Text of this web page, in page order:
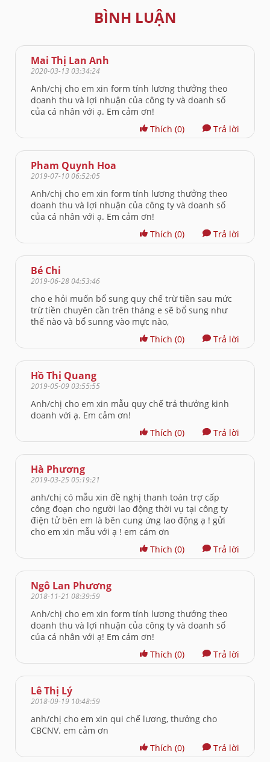
BÌNH LUẬN
Mai Thị Lan Anh
2020-03-13 03:34:24
Anh/chị cho em xin form tính lương thưởng theo
doanh thu và lợi nhuận của công ty và doanh số
của cá nhân với ạ. Em cảm ơn!
Thích (0) Trả lời
Pham Quynh Hoa
2019-07-10 06:52:05
Anh/chị cho em xin form tính lương thưởng theo
doanh thu và lợi nhuận của công ty và doanh số
của cá nhân với ạ. Em cảm ơn!
Thích (0) Trả lời
Bé Chi
2019-06-28 04:53:46
cho e hỏi muốn bổ sung quy chế trừ tiền sau mức
trừ tiền chuyên cần trên tháng e sẽ bổ sung như
thế nào và bổ sunng vào mực nào,
Thích (0) Trả lời
Hồ Thị Quang
2019-05-09 03:55:55
Anh/chị cho em xin mẫu quy chế trả thưởng kinh
doanh với ạ. Em cảm ơn!
Thích (0) Trả lời
Hà Phương
2019-03-25 05:19:21
anh/chị có mẫu xin đề nghị thanh toán trợ cấp
công đoạn cho người lao động thời vụ tại công ty
điện tử bên em là bên cung ứng lao động ạ ! gửi
cho em xin mẫu với ạ ! em cám ơn
Thích (0) Trả lời
Ngô Lan Phương
2018-11-21 08:39:59
Anh/chị cho em xin form tính lương thưởng theo
doanh thu và lợi nhuận của công ty và doanh số
của cá nhân với ạ! Em cảm ơn!
Thích (0) Trả lời
Lê Thị Lý
2018-09-19 10:48:59
anh/chị cho em xin qui chế lương, thưởng cho
CBCNV. em cảm ơn
Thích (0) Trả lời